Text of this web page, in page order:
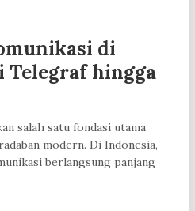
di
Telegraf hingga
salah satu fondasi utama
modern. Di Indonesia,
berlangsung panjang